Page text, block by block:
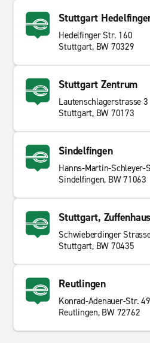
Stuttgart
Hedelfinger Str. 160
Stuttgart, BW 70329
Stuttgart Zentrum
Lautenschlagerstrasse 3
Stuttgart, BW 70173
Sindelfingen
Hanns-Martin-Schleyer-
Sindelfingen, BW 71063
Stuttgart,
Schwieberdinger
Stuttgart, BW 70435
Reutlingen
Konrad-Adenauer-Str. 49
Reutlingen, BW 72762